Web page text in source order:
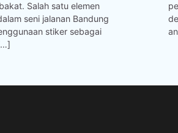
Salah satu elemen
seni jalanan Bandung
stiker sebagai